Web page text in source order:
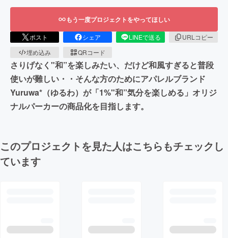
もう一度プロジェクトをやってほしい
ポスト シェア LINEで送る
URLコピー
埋め込み
QRコード
さりげなく"和”を楽しみたい、だけど和風すぎると普段
使いが難しい・・そんな方のためにアパレルブランド
Yuruwa*（ゆるわ）が「1%"和”気分を楽しめる」オリジ
ナルパーカーの商品化を目指します。
このプロジェクトを見た人はこちらもチェックし
ています